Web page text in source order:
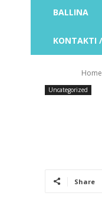
BALLINA
KONTAKTI
Home
Uncategorized
Share